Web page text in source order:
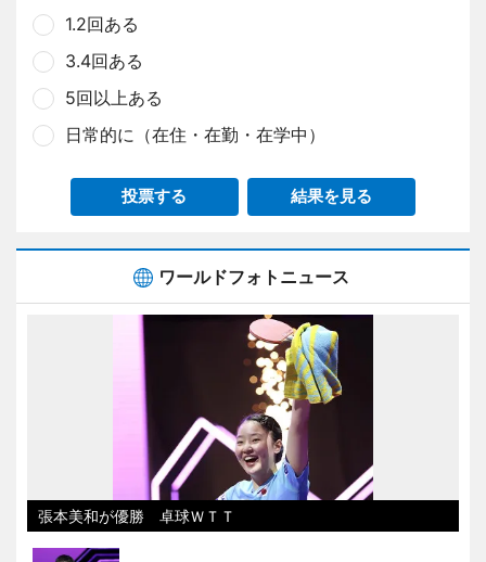
1.2回ある
3.4回ある
5回以上ある
日常的に（在住・在勤・在学中）
投票する 結果を見る
ワールドフォトニュース
張本美和が優勝 卓球ＷＴＴ